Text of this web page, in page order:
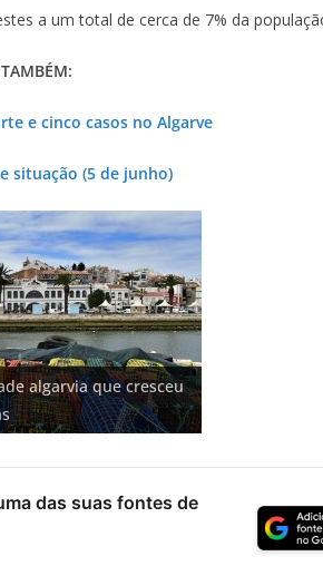
a um total de cerca de 7% da
e cinco casos no Algarve
situação (5 de junho)
algarvia que cresceu
de 108
de dois
cada. Nova rota
Algarve
emblemáticas do
(com vídeo)
areia de praias e põem
(com vídeo)
das suas fontes de